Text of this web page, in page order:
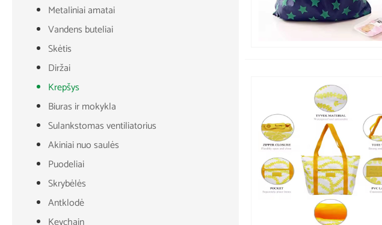
Metaliniai amatai
Vandens buteliai
Skėtis
Diržai
Krepšys
Biuras ir mokykla
Sulankstomas ventiliatorius
Akiniai nuo saulės
Puodeliai
Skrybėlės
Antklodė